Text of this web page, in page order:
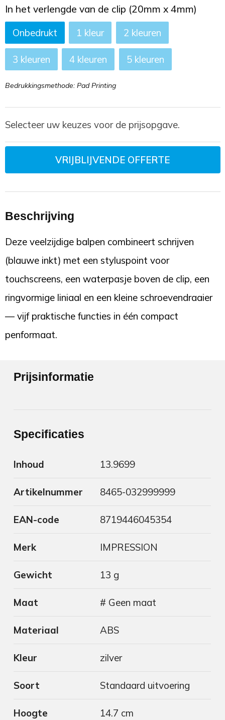
In het verlengde van de clip (20mm x 4mm)
Onbedrukt
1 2
3 4 5
Bedrukkingsmethode: Pad Printing
Selecteer uw keuzes voor de prijsopgave.
VRIJBLIJVENDE OFFERTE
Beschrijving
Deze veelzijdige balpen combineert schrijven
(blauwe inkt) met een styluspoint voor
touchscreens, een waterpasje boven de clip, een
ringvormige liniaal en een kleine schroevendraaier
— vijf praktische functies in één compact
penformaat.
Prijsinformatie
Specificaties
Inhoud 13.9699
Artikelnummer 8465-032999999
EAN-code 8719446045354
Merk IMPRESSION
Gewicht 13 g
Maat # Geen maat
Materiaal ABS
Kleur zilver
Soort Standaard uitvoering
Hoogte 14.7 cm